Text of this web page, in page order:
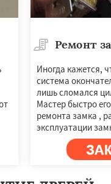
Ремонт
Иногда кажется,
система
лишь сломался
Мастер быстро
ремонта замка ,
эксплуатации